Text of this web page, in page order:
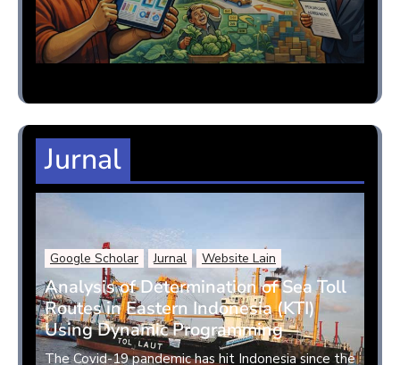
Jurnal
Google Scholar Jurnal Website Lain
Analysis of Determination of Sea Toll
Routes in Eastern Indonesia (KTI)
Using Dynamic Programming
The Covid-19 pandemic has hit Indonesia since the